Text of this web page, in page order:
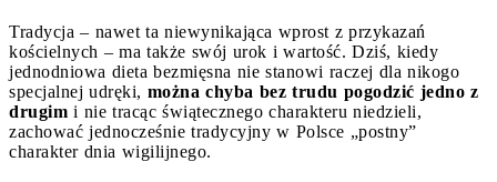
Tradycja – nawet ta niewynikająca wprost z przykazań
kościelnych – ma także swój urok i wartość. Dziś, kiedy
jednodniowa dieta bezmięsna nie stanowi raczej dla nikogo
specjalnej udręki, można chyba bez trudu pogodzić jedno z
drugim i nie tracąc świątecznego charakteru niedzieli,
zachować jednocześnie tradycyjny w Polsce „postny”
charakter dnia wigilijnego.